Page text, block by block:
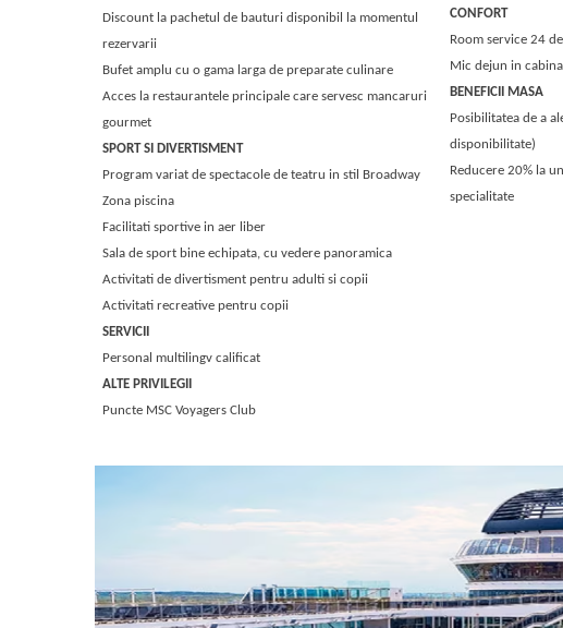
Discount la pachetul de bauturi disponibil la momentul
rezervarii
Bufet amplu cu o gama larga de preparate culinare
Acces la restaurantele principale care servesc mancaruri
gourmet
SPORT SI DIVERTISMENT
Program variat de spectacole de teatru in stil Broadway
Zona piscina
Facilitati sportive in aer liber
Sala de sport bine echipata, cu vedere panoramica
Activitati de divertisment pentru adulti si copii
Activitati recreative pentru copii
SERVICII
Personal multilingv calificat
ALTE PRIVILEGII
Puncte MSC Voyagers Club
CONFORT
Room service 24
Mic dejun in
BENEFICII MASA
Posibilitatea de a
disponibilitate)
Reducere 20% la
specialitate